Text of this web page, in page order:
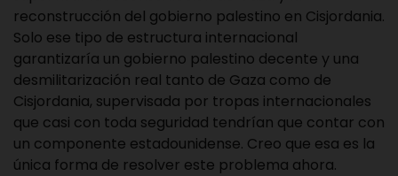
reconstrucción del gobierno palestino en Cisjordania.
Solo ese tipo de estructura internacional
garantizaría un gobierno palestino decente y una
desmilitarización real tanto de Gaza como de
Cisjordania, supervisada por tropas internacionales
que casi con toda seguridad tendrían que contar con
un componente estadounidense. Creo que esa es la
única forma de resolver este problema ahora.